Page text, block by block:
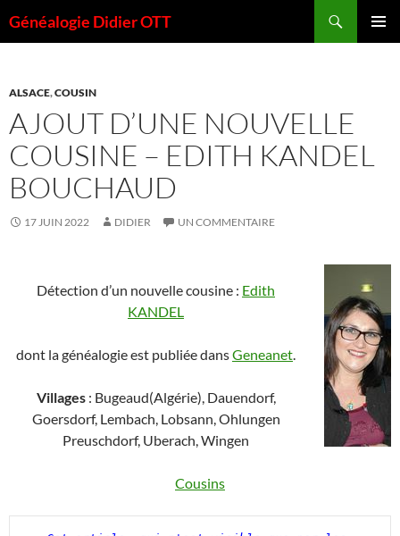
auGénéalogie Didier OTT
ALSACE,COUSIN
AJOUT D’UNE NOUVELLE
COUSINE – EDITH KANDEL
BOUCHAUD
17 JUIN 2022 DIDIER UN COMMENTAIRE
Détection d’un nouvelle cousine : Edith
KANDEL
dont la généalogie est publiée dansGeneanet.
Villages: Bugeaud(Algérie), Dauendorf,
Goersdorf, Lembach, Lobsann, Ohlungen
Preuschdorf, Uberach, Wingen
Cousins